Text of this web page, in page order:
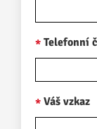
Telefonní
Váš vzkaz